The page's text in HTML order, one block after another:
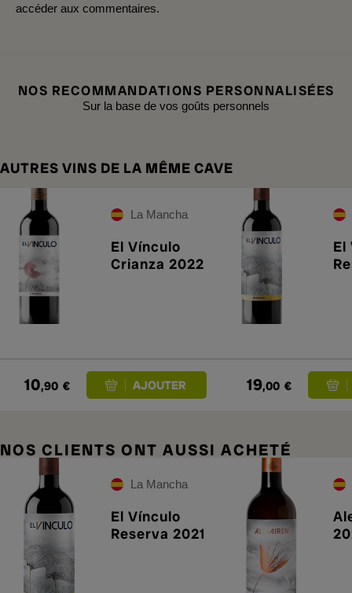
accéder aux commentaires.
NOS RECOMMANDATIONS PERSONNALISÉES
Sur la base de vos goûts personnels
AUTRES VINS DE LA MÊME CAVE
La Mancha
El Vínculo
Crianza 2022
10,90 €
El
19,00 €
NOS CLIENTS ONT AUSSI ACHETÉ
La Mancha
El Vínculo
Reserva 2021